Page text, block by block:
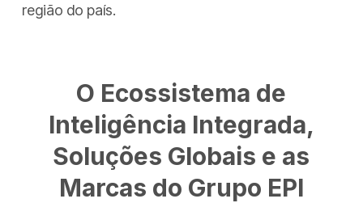
região do país.
O Ecossistema de
Inteligência Integrada,
Soluções Globais e as
Marcas do Grupo EPI